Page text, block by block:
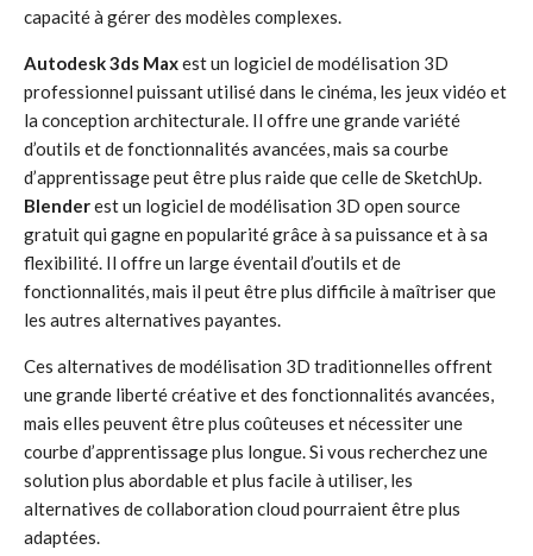
capacité à gérer des modèles complexes.
Autodesk 3ds Maxest un logiciel de modélisation 3D
professionnel puissant utilisé dans le cinéma, les jeux vidéo et
la conception architecturale. Il offre une grande variété
d’outils et de fonctionnalités avancées, mais sa courbe
d’apprentissage peut être plus raide que celle de SketchUp.
Blenderest un logiciel de modélisation 3D open source
gratuit qui gagne en popularité grâce à sa puissance et à sa
flexibilité. Il offre un large éventail d’outils et de
fonctionnalités, mais il peut être plus difficile à maîtriser que
les autres alternatives payantes.
Ces alternatives de modélisation 3D traditionnelles offrent
une grande liberté créative et des fonctionnalités avancées,
mais elles peuvent être plus coûteuses et nécessiter une
courbe d’apprentissage plus longue. Si vous recherchez une
solution plus abordable et plus facile à utiliser, les
alternatives de collaboration cloud pourraient être plus
adaptées.